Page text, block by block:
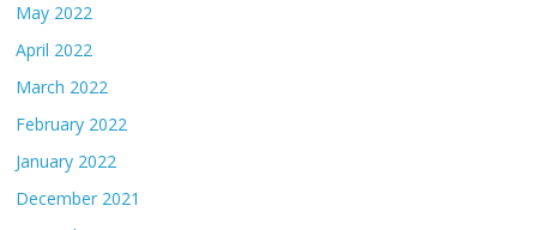
May 2022
April 2022
March 2022
February 2022
January 2022
December 2021